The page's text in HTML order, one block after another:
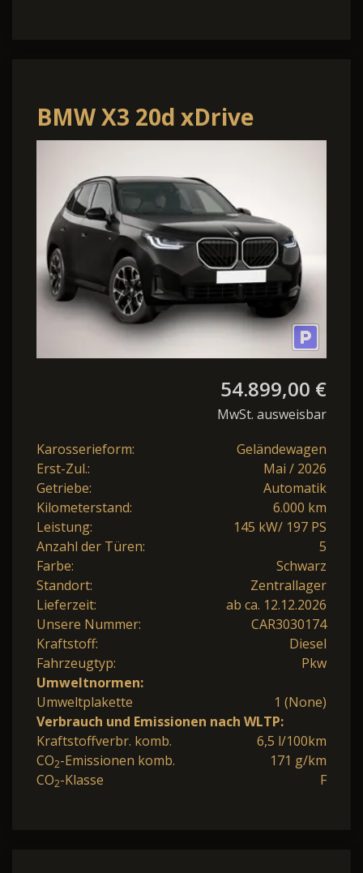
BMW X3 20d xDrive
54.899,00 €
MwSt. ausweisbar
Karosserieform:
Geländewagen
Erst-Zul.:
Mai / 2026
Getriebe:
Automatik
Kilometerstand:
6.000 km
Leistung:
145 kW/ 197 PS
Anzahl der Türen:
5
Farbe:
Schwarz
Standort:
Zentrallager
Lieferzeit:
ab ca. 12.12.2026
Unsere Nummer:
CAR3030174
Kraftstoff:
Diesel
Fahrzeugtyp:
Pkw
Umweltnormen:
Umweltplakette
1 (None)
Verbrauch und Emissionen nach WLTP:
Kraftstoffverbr. komb.
6,5 l/100km
CO2-Emissionen komb.
171 g/km
CO2-Klasse F